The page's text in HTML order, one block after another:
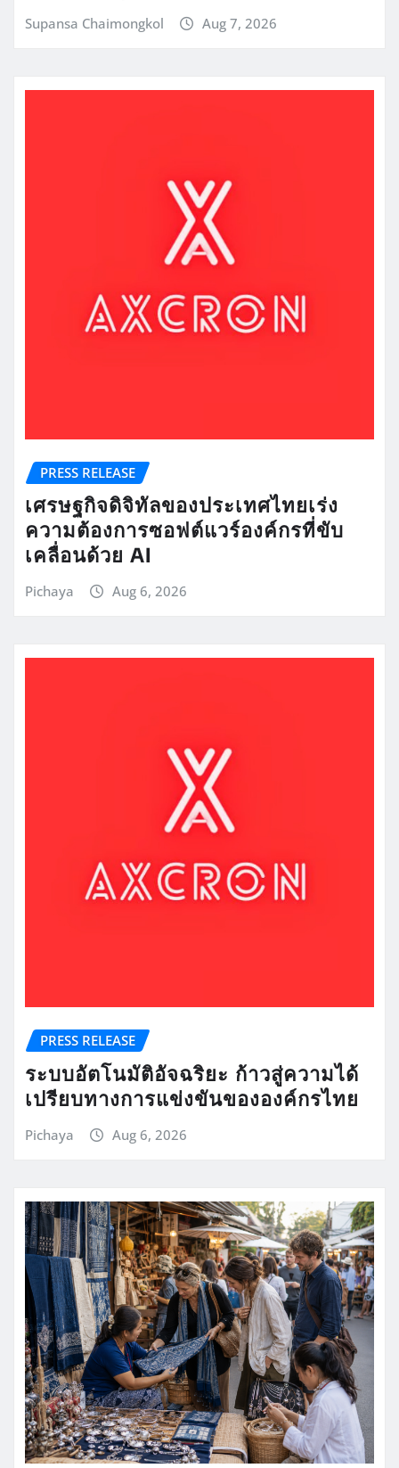
Supansa Chaimongkol Aug 7, 2026
PRESS RELEASE
เศรษฐกิจดิจิทัลของประเทศไทยเร่ง
ความต้องการซอฟต์แวร์องค์กรที่ขับ
เคลื่อนด้วย AI
Pichaya Aug 6, 2026
PRESS RELEASE
ระบบอัตโนมัติอัจฉริยะ ก้าวสู่ความได้
เปรียบทางการแข่งขันขององค์กรไทย
Pichaya Aug 6, 2026